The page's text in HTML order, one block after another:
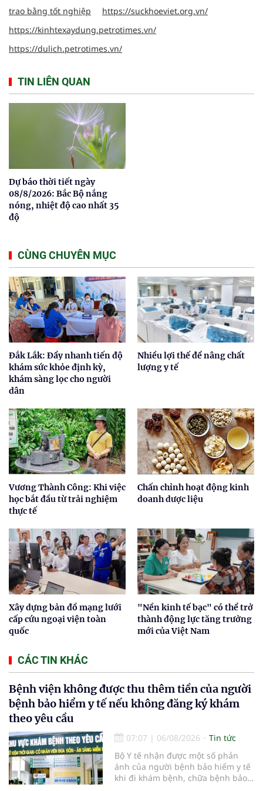
trao bằng tốt nghiệp
https://suckhoeviet.org.vn/
https://kinhtexaydung.petrotimes.vn/
https://dulich.petrotimes.vn/
TIN LIÊN QUAN
Dự báo thời tiết ngày
08/8/2026: Bắc Bộ nắng
nóng, nhiệt độ cao nhất 35
độ
CÙNG CHUYÊN MỤC
Đắk Lắk: Đẩy nhanh tiến độ
khám sức khỏe định kỳ,
khám sàng lọc cho người
dân
Nhiều lợi thế để nâng chất
lượng y tế
Vương Thành Công: Khi việc
học bắt đầu từ trải nghiệm
thực tế
Chấn chỉnh hoạt động kinh
doanh dược liệu
Xây dựng bản đồ mạng lưới
cấp cứu ngoại viện toàn
quốc
"Nền kinh tế bạc" có thể trở
thành động lực tăng trưởng
mới của Việt Nam
CÁC TIN KHÁC
Bệnh viện không được thu thêm tiền của người
bệnh bảo hiểm y tế nếu không đăng ký khám
theo yêu cầu
07:07 | 06/08/2026
Tin tức
Bộ Y tế nhận được một số phản
ánh của người bệnh bảo hiểm y tế
khi đi khám bệnh, chữa bệnh bảo